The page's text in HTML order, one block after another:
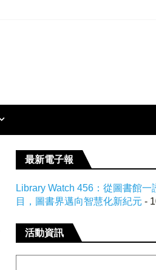
最新電子報
Library Watch 456：從圖書館一
目，圖書界邁向智慧化新紀元 -
活動資訊